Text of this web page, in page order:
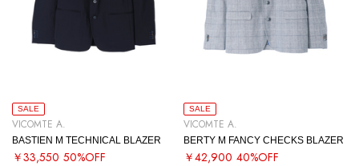
SALE
VICOMTE A.
BASTIEN M TECHNICAL BLAZER
￥33,550 50%OFF
SALE
VICOMTE A.
BERTY M FANCY CHECKS BLAZER
￥42,900 40%OFF